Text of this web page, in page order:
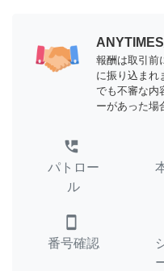
報酬は取引前
に振り込まれ
でも不審な内
ーがあった場
perm_phone_msg
パトロー
ル
smartphone
番号確認